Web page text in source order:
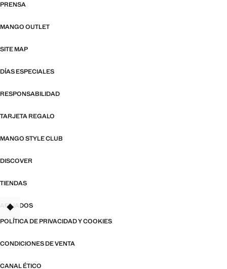
PRENSA
MANGO OUTLET
SITE MAP
DÍAS ESPECIALES
RESPONSABILIDAD
TARJETA REGALO
MANGO STYLE CLUB
DISCOVER
TIENDAS
AFILIADOS
POLÍTICA DE PRIVACIDAD Y COOKIES
CONDICIONES DE VENTA
CANAL ÉTICO